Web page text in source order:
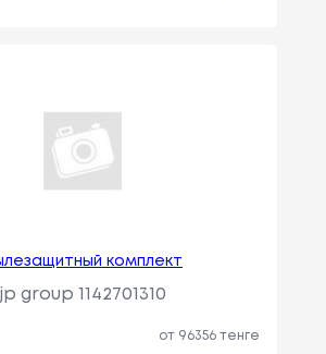
комплект
jp group 1142701310
от 96356 тенге